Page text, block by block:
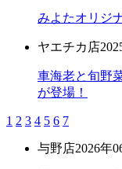
みよたオリジ
ヤエチカ店
車海老と旬野
が登場！
1 2 3 4 5 6 7
与野店2026年